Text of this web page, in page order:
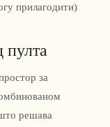
прилагодити)
пулта
за
решава